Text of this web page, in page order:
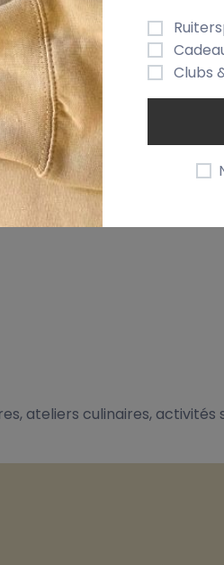
, offrant une touche
toque est entièrement
:
ateliers culinaires,
Clubs